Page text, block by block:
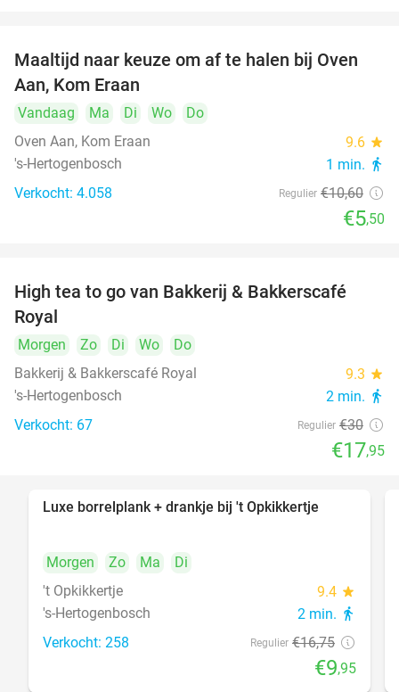
48%
Maaltijd naar keuze om af te halen bij Oven
Aan, Kom Eraan
Vandaag Ma Di Wo
Do
Oven Aan, Kom Eraan
9.6 star
's-Hertogenbosch 1 min. directions_walk
Verkocht: 4.058 Regulier €10,60
€5,50
40%
High tea to go van Bakkerij & Bakkerscafé
Royal
Morgen Zo Di Wo
Do
Bakkerij & Bakkerscafé Royal
9.3 star
's-Hertogenbosch 2 min. directions_walk
Verkocht: 67 Regulier €30
€17,95
Luxe borrelplank + drankje bij 't Opkikkertje
Morgen Zo Ma
Di
't Opkikkertje
9.4 star
's-Hertogenbosch 2 min. directions_walk
Verkocht: 258 Regulier €16,75
€9,95